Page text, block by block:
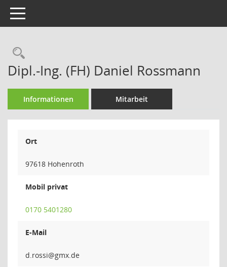
Toggle navigation
Rechercheauswahl
Dipl.-Ing. (FH) Daniel Rossmann
Informationen Mitarbeit
Ort
97618 Hohenroth
Mobil privat
0170 5401280
E-Mail
iss